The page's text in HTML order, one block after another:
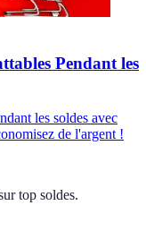
Pendant les
les soldes avec
de l'argent !
top soldes.